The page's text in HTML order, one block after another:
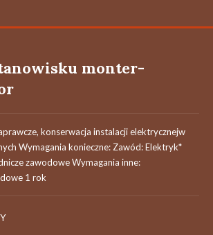
monter-
konserwacja instalacji elektrycznejw
Wymagania konieczne: Zawód: Elektryk*
zawodowe Wymagania inne:
1 rok